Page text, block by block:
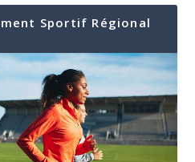
Sportif Régional